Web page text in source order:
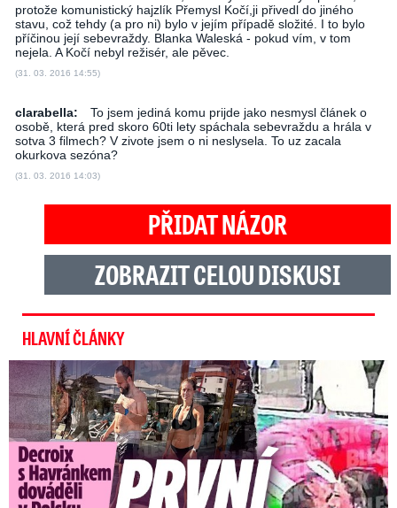
protože komunistický hajzlík Přemysl Kočí,ji přivedl do jiného
stavu, což tehdy (a pro ni) bylo v jejím případě složité. I to bylo
příčinou její sebevraždy. Blanka Waleská - pokud vím, v tom
nejela. A Kočí nebyl režisér, ale pěvec.
(31. 03. 2016 14:55)
clarabella:
To jsem jediná komu prijde jako nesmysl článek o
osobě, která pred skoro 60ti lety spáchala sebevraždu a hrála v
sotva 3 filmech? V zivote jsem o ni neslysela. To uz zacala
okurkova sezóna?
(31. 03. 2016 14:03)
PŘIDAT NÁZOR
ZOBRAZIT CELOU DISKUSI
HLAVNÍ ČLÁNKY
Exministryně s Havránkem dováděli v Polsku: První slova!